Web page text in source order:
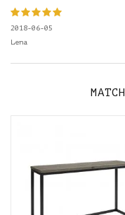
2018-06-05
Lena